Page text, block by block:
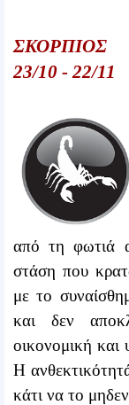
ΣΚΟΡΠΙΟΣ
23/10 - 22/11
από τη φωτιά
στάση που
με το
και δεν
οικονομική
Η
κάτι να το